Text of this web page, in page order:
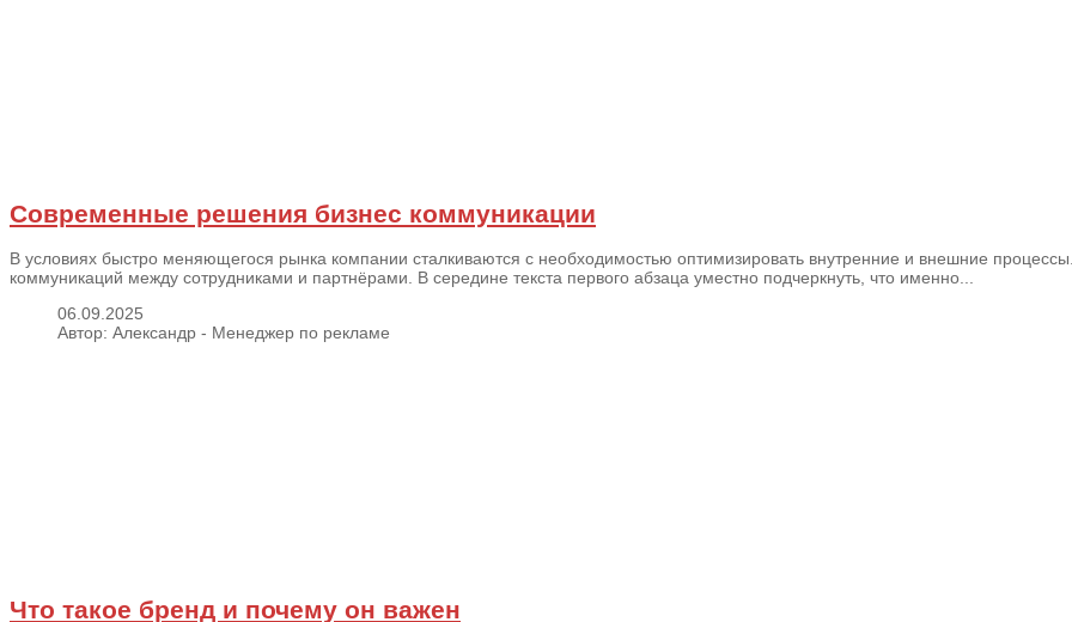
Современные решения бизнес коммуникации
В условиях быстро меняющегося рынка компании сталкиваются с необходимостью оптимизировать внутренние и внешние
коммуникаций между сотрудниками и партнёрами. В середине текста первого абзаца уместно подчеркнуть, что именно...
06.09.2025
Автор: Александр - Менеджер по рекламе
Что такое бренд и почему он важен